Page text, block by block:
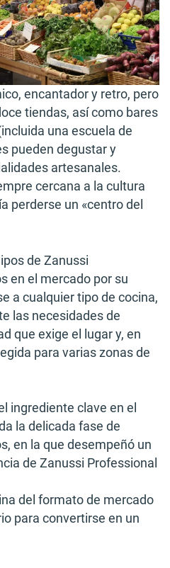
encantador y retro, pero
tiendas, así como bares
una escuela de
pueden degustar y
artesanales.
cercana a la cultura
perderse un «centro del
de Zanussi
en el mercado por su
a cualquier tipo de cocina,
las necesidades de
que exige el lugar y, en
para varias zonas de
ingrediente clave en el
la delicada fase de
en la que desempeñó un
de Zanussi Professional
del formato de mercado
para convertirse en un